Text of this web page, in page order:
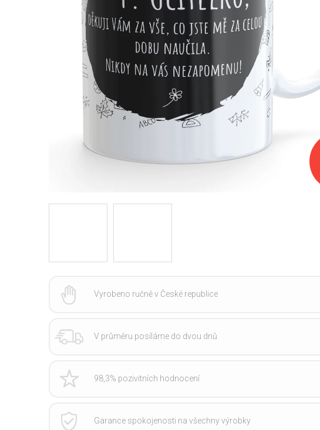
Vyrobeno ručně v České republice
V průměru posíláme do dvou dnů
98,3% pozivitních hodnocení
Garance spokojenosti na všechny výrobky